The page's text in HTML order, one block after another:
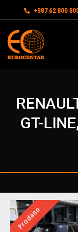
+387 62 800
GT-
Prodano